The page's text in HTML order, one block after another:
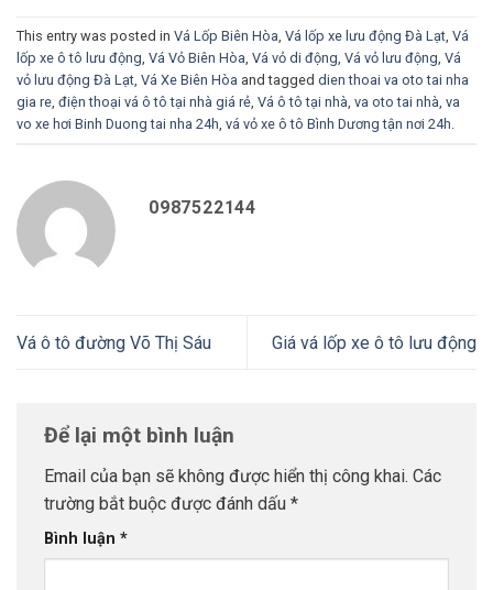
This entry was posted in Vá Lốp Biên Hòa Vá lốp xe lưu động Đà Lạt Vá
lốp xe ô tô lưu động Vá Vỏ Biên Hòa Vá vỏ di động Vá vỏ lưu động Vá
vỏ lưu động Đà Lạt Vá Xe Biên Hòa and tagged dien thoai va oto tai nha
gia re điện thoại vá ô tô tại nhà giá rẻ Vá ô tô tại nhà va oto tai nhà va
vo xe hơi Binh Duong tai nha 24h vá vỏ xe ô tô Bình Dương tận nơi 24h
0987522144
Vá ô tô đường Võ Thị Sáu Giá vá lốp xe ô tô lưu động
Để lại một bình luận
Email của bạn sẽ không được hiển thị công khai. Các
trường bắt buộc được đánh dấu *
Bình luận *